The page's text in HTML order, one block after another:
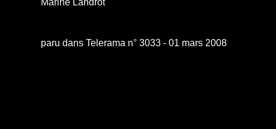
Marine Landrot
paru dans Telerama n° 3033 - 01 mars 2008